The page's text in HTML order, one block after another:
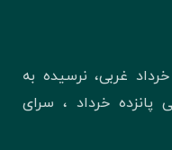
خرداد غربی، نرسیده به
پانزده خرداد ، سرای